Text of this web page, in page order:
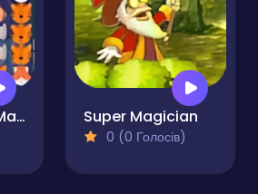
Animals Pairs Match 3 Super Magician
0 (0 Голосів)